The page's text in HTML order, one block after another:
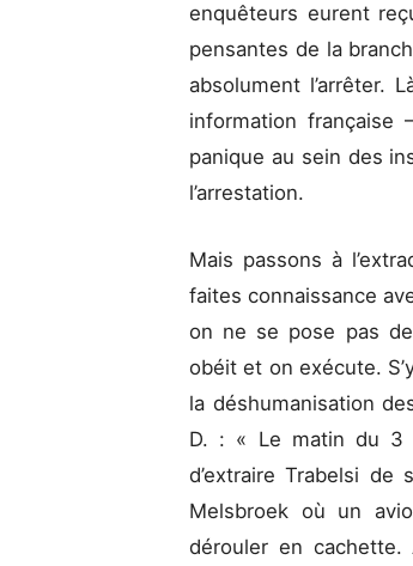
enquêteurs eurent
pensantes de la
absolument l’arrêter.
information française
panique au sein des
l’arrestation.
Mais passons à
faites connaissance
on ne se pose pas
obéit et on exécute.
la déshumanisation
D. : « Le matin du 3
d’extraire Trabelsi de
Melsbroek où un
dérouler en